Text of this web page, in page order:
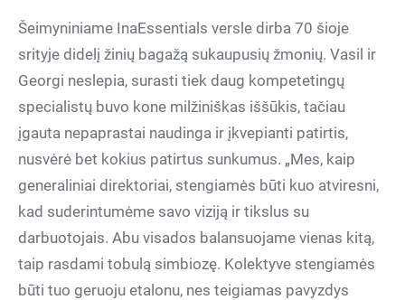
Šeimyniniame InaEssentials versle dirba 70 šioje
srityje didelį žinių bagažą sukaupusių žmonių. Vasil ir
Georgi neslepia, surasti tiek daug kompetetingų
specialistų buvo kone milžiniškas iššūkis, tačiau
įgauta nepaprastai naudinga ir įkvepianti patirtis,
nusvėrė bet kokius patirtus sunkumus. „Mes, kaip
generaliniai direktoriai, stengiamės būti kuo atviresni,
kad suderintumėme savo viziją ir tikslus su
darbuotojais. Abu visados balansuojame vienas kitą,
taip rasdami tobulą simbiozę. Kolektyve stengiamės
būti tuo geruoju etalonu, nes teigiamas pavyzdys